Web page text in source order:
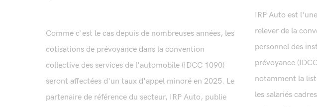
Comme c'est le cas depuis de nombreuses années, les
cotisations de prévoyance dans la convention
collective des services de l'automobile (IDCC 1090)
seront affectées d'un taux d'appel minoré en 2025. Le
partenaire de référence du secteur, IRP Auto, publie
IRP Auto est
relever de la
personnel des
prévoyance
notamment la
les salariés